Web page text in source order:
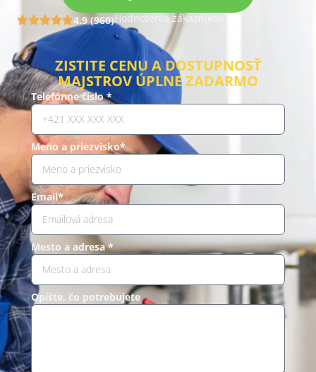
4.9 (960)Hodnotenia zákazníkov
ZISTITE CENU A DOSTUPNOSŤ
MAJSTROV ÚPLNE ZADARMO
Telefónne číslo *
Meno a priezvisko*
Email*
Mesto a adresa *
Opíšte, čo potrebujete